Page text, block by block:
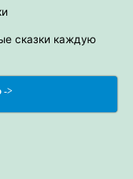
сказки каждую
->